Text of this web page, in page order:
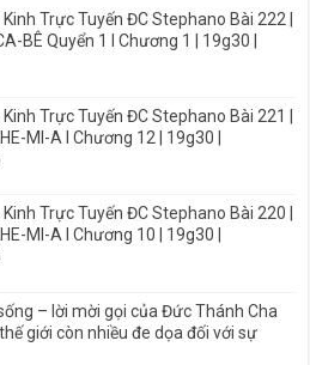
Kinh Trực Tuyến ĐC Stephano Bài 222 |
BÊ Quyển 1 I Chương 1 | 19g30 |
Trực Tuyến ĐC Stephano Bài 221 |
MI-A I Chương 12 | 19g30 |
Trực Tuyến ĐC Stephano Bài 220 |
MI-A I Chương 10 | 19g30 |
– lời mời gọi của Đức Thánh Cha
giới còn nhiều đe dọa đối với sự